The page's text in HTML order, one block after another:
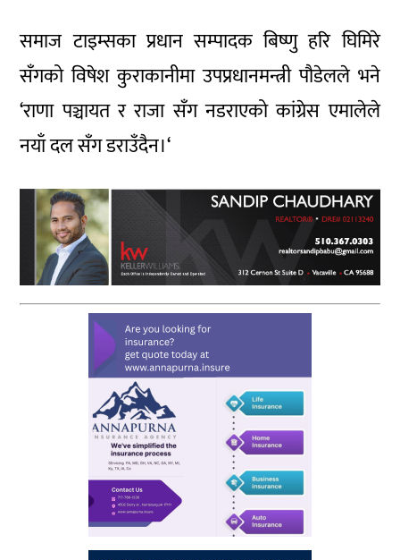
समाज टाइम्सका प्रधान सम्पादक बिष्णु हरि घिमिरे
सँगको विषेश कुराकानीमा उपप्रधानमन्त्री पौडेलले भने
‘राणा पञ्चायत र राजा सँग नडराएको कांग्रेस एमालेले
नयाँ दल सँग डराउँदैन।‘